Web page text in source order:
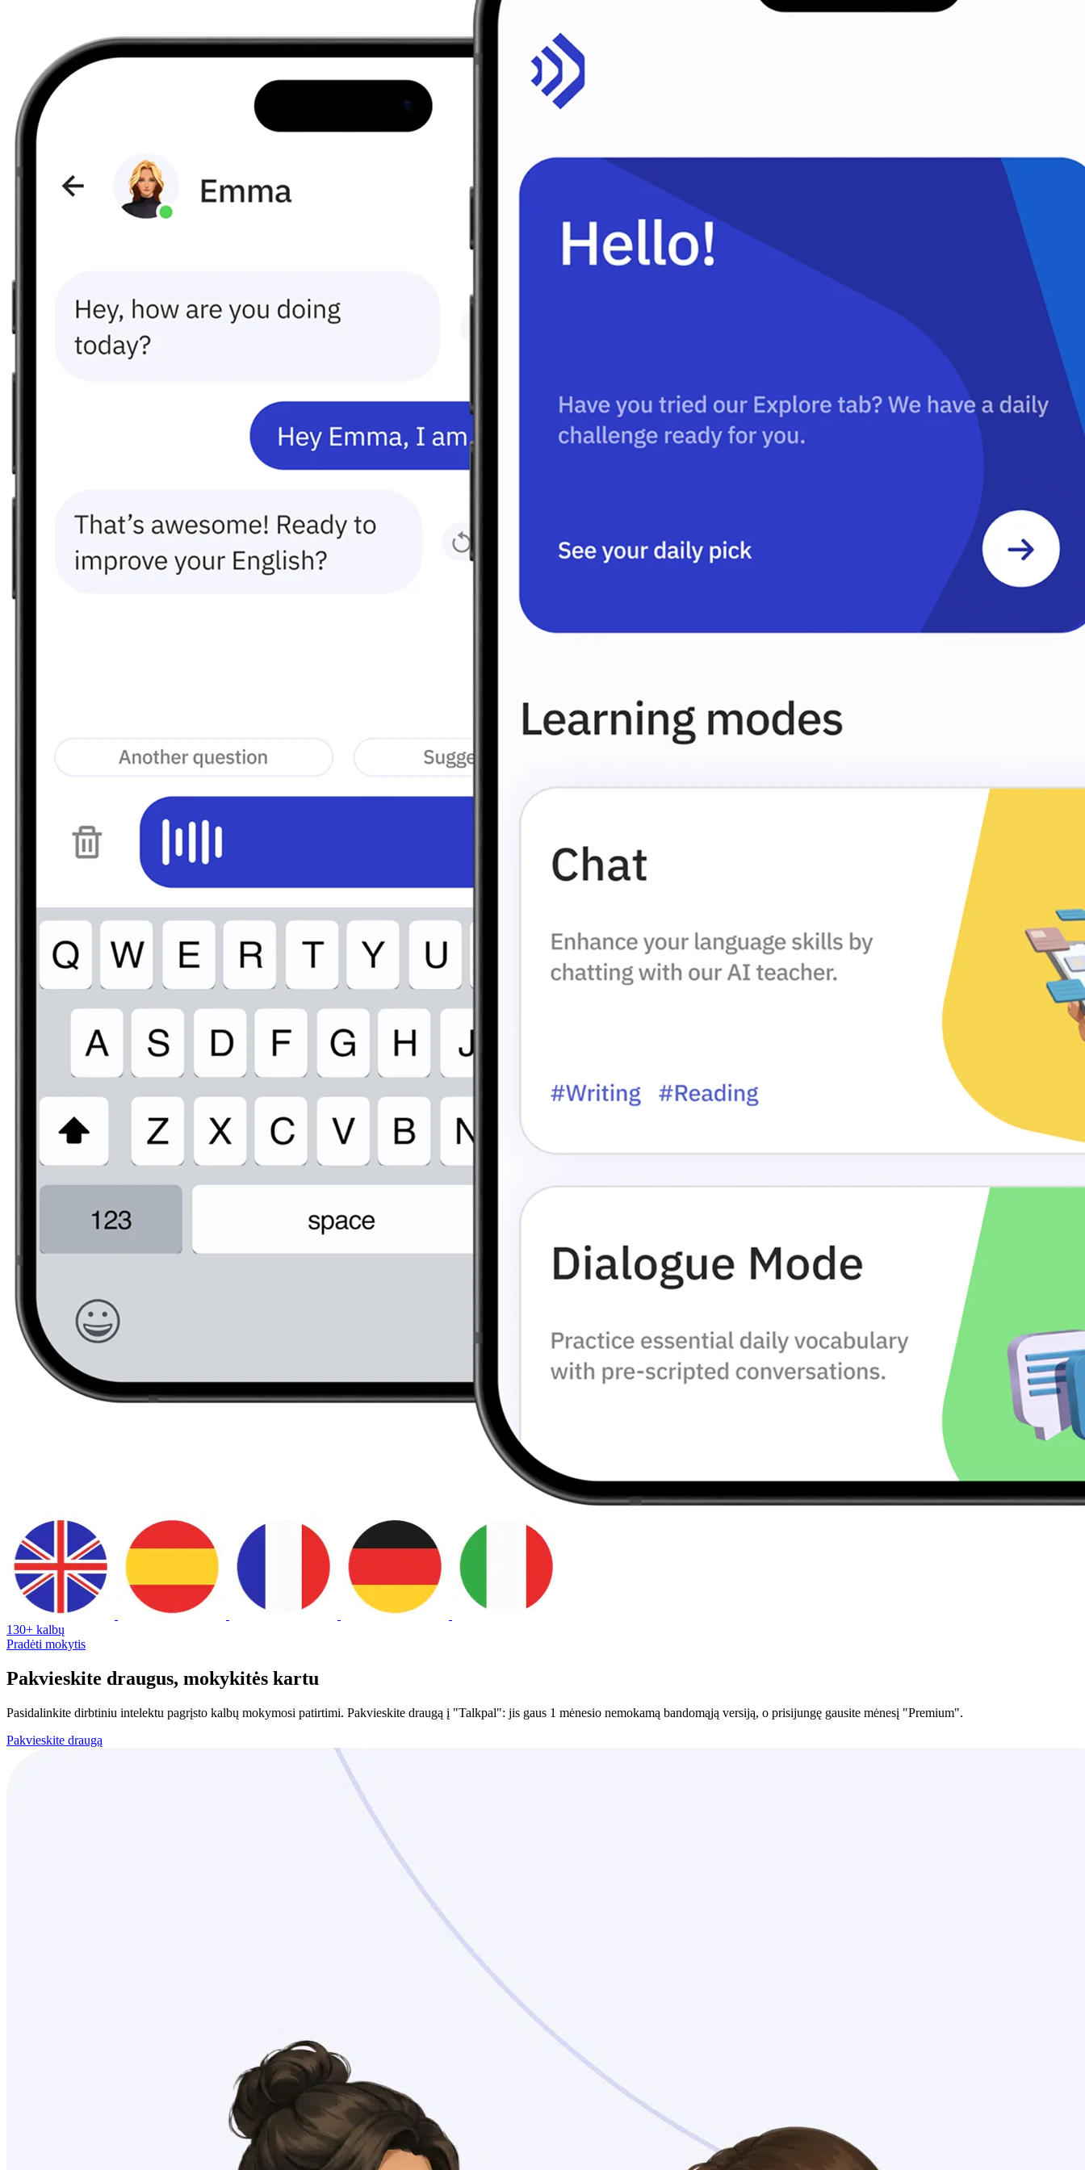
130+ kalbų
Pradėti mokytis
Pakvieskite draugus, mokykitės kartu
Pasidalinkite dirbtiniu intelektu pagrįsto kalbų mokymosi patirtimi. Pakvieskite draugą į "Talkpal": jis gaus 1 mėnesio nemokamą bandomąją versiją, o prisijungę gausite mėnesį "Premium".
Pakvieskite draugą